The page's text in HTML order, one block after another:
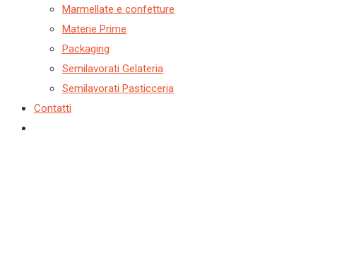
Marmellate e confetture
Materie Prime
Packaging
Semilavorati Gelateria
Semilavorati Pasticceria
Contatti